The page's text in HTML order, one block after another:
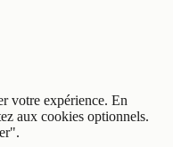
votre expérience. En
aux cookies optionnels.
.